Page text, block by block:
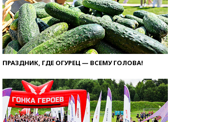
ПРАЗДНИК, ГДЕ ОГУРЕЦ — ВСЕМУ ГОЛОВА!